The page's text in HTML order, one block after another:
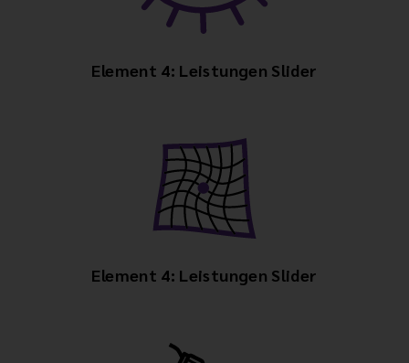
Element 4: Leistungen Slider
Element 4: Leistungen Slider